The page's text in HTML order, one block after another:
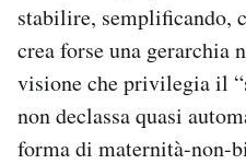
stabilire, semplificando,
crea forse una gerarchia
visione che privilegia il
non declassa quasi
forma di maternità-non-